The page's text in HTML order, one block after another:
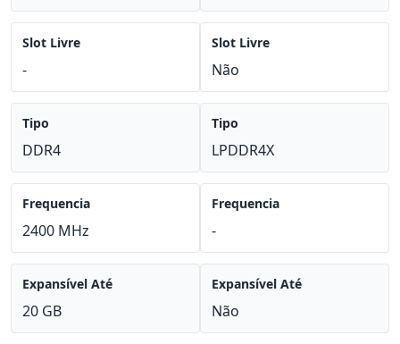
Slot Livre
-
Tipo
DDR4
Frequencia
2400 MHz
Expansível Até
20 GB
Slot Livre
Não
Tipo
LPDDR4X
Frequencia
-
Expansível Até
Não